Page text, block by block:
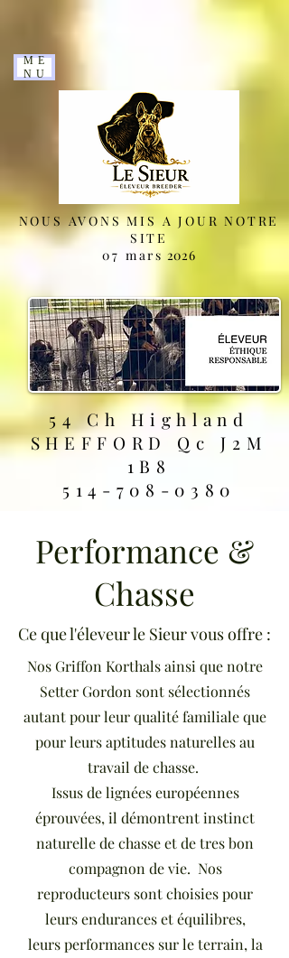
ME
NU
NOUS AVONS MIS A JOUR NOTRE
SITE
07 mars 2026
54 Ch Highland
SHEFFORD Qc J2M
1B8
514-708-0380
Performance &
Chasse
Ce que l'éleveur le Sieur vous offre :
Nos Griffon Korthals ainsi que notre
Setter Gordon sont sélectionnés
autant pour leur qualité familiale que
pour leurs aptitudes naturelles au
travail de chasse.
Issus de lignées européennes
éprouvées, il démontrent instinct
naturelle de chasse et de tres bon
compagnon de vie. Nos
reproducteurs sont choisies pour
leurs endurances et équilibres,
leursperformances sur le terrain, la